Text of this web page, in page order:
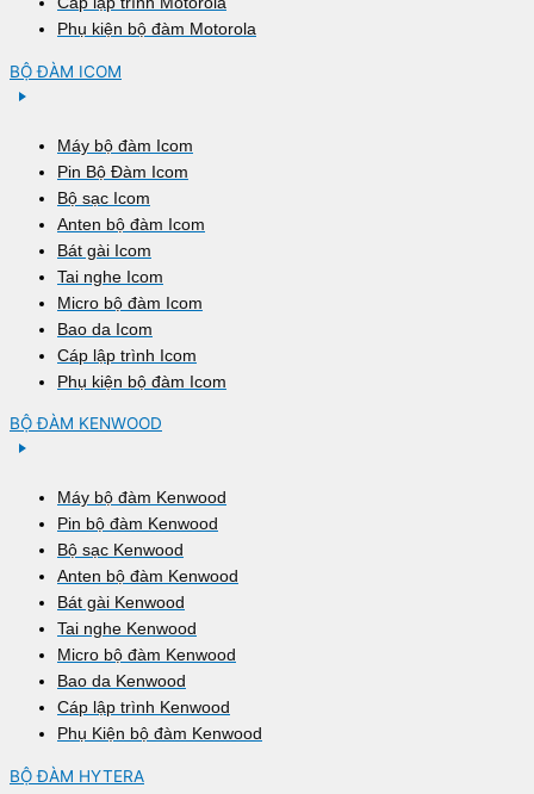
Phụ kiện bộ đàm Motorola
BỘ ĐÀM ICOM
Máy bộ đàm Icom
Pin Bộ Đàm Icom
Bộ sạc Icom
Anten bộ đàm Icom
Bát gài Icom
Tai nghe Icom
Micro bộ đàm Icom
Bao da Icom
Cáp lập trình Icom
Phụ kiện bộ đàm Icom
BỘ ĐÀM KENWOOD
Máy bộ đàm Kenwood
Pin bộ đàm Kenwood
Bộ sạc Kenwood
Anten bộ đàm Kenwood
Bát gài Kenwood
Tai nghe Kenwood
Micro bộ đàm Kenwood
Bao da Kenwood
Cáp lập trình Kenwood
Phụ Kiện bộ đàm Kenwood
BỘ ĐÀM HYTERA